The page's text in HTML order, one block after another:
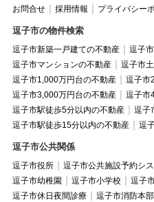
お問合せ
採用情報 プライバシー
逗子市の物件検索
逗子市新築一戸建ての不動産
逗子
逗子市マンションの不動産
逗子市
逗子市1,000万円台の不動産
逗子市
逗子市3,000万円台の不動産
逗子市
逗子市駅徒歩5分以内の不動産
逗子
逗子市駅徒歩15分以内の不動産
逗
逗子市公共関係
逗子市役所 逗子市公共施設予約シ
逗子市幼稚園
逗子市小学校 逗子
逗子市休日夜間診療
逗子市消防本部